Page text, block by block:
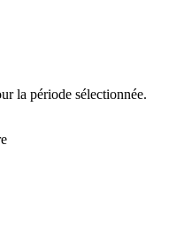
la période sélectionnée.